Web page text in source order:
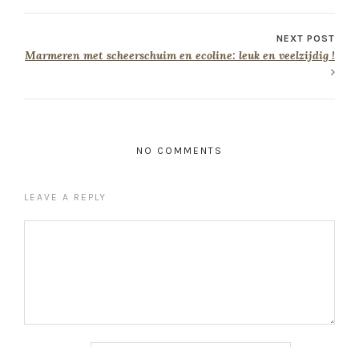
NEXT POST
Marmeren met scheerschuim en ecoline: leuk en veelzijdig !
NO COMMENTS
LEAVE A REPLY